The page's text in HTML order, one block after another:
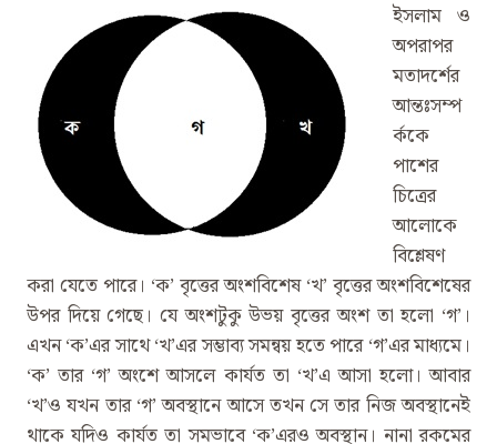
ইসলাম ও
অপরাপর
মতাদর্শের
আন্তঃসম্প
র্ককে
পাশের
চিত্রের
আলোকে
বিশ্লেষণ
করা যেতে পারে। ‘ক’ বৃত্তের অংশবিশেষ ‘খ’ বৃত্তের অংশবিশেষের
উপর দিয়ে গেছে। যে অংশটুকু উভয় বৃত্তের অংশ তা হলো ‘গ’।
এখন ‘ক’এর সাথে ‘খ’এর সম্ভাব্য সমন্বয় হতে পারে ‘গ’এর মাধ্যমে।
‘ক’ তার ‘গ’ অংশে আসলে কার্যত তা ‘খ’এ আসা হলো। আবার
‘খ’ও যখন তার ‘গ’ অবস্থানে আসে তখন সে তার নিজ অবস্থানেই
থাকে যদিও কার্যত তা সমভাবে ‘ক’এরও অবস্থান। নানা রকমের